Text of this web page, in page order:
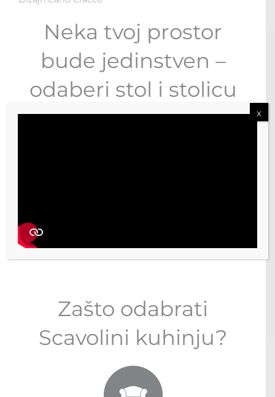
Neka tvoj prostor
bude jedinstven –
odaberi stol i stolicu
koji najviše
Zašto odabrati
Scavolini kuhinju?
X